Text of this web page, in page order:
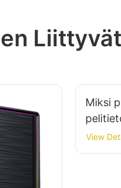
Miksi
View